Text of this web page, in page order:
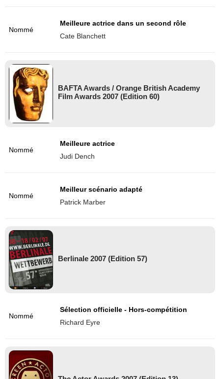
Nommé
Meilleure actrice dans un second rôle
Cate Blanchett
BAFTA Awards / Orange British Academy
Film Awards 2007 (Edition 60)
Nommé
Meilleure actrice
Judi Dench
Nommé
Meilleur scénario adapté
Patrick Marber
Berlinale 2007 (Edition 57)
Nommé
Sélection officielle - Hors-compétition
Richard Eyre